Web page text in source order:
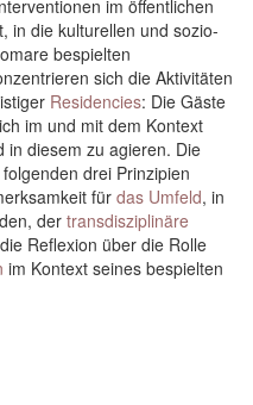
im öffentlichen
in die kulturellen und sozio-
bespielten
sich die Aktivitäten
Residencies: Die Gäste
im und mit dem Kontext
in diesem zu agieren. Die
drei Prinzipien
für das Umfeld, in
dertransdisziplinäre
Reflexion über die Rolle
im Kontext seines bespielten